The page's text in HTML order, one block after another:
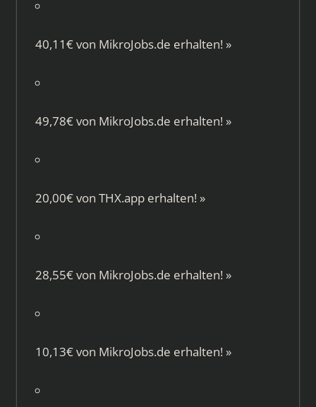
40,11€ von MikroJobs.de erhalten! »
49,78€ von MikroJobs.de erhalten! »
20,00€ von THX.apperhalten! »
28,55€ von MikroJobs.de erhalten! »
10,13€ von MikroJobs.de erhalten! »